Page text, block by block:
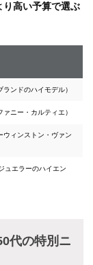
高い予算で選ぶ
ンドのハイモデル）
ニー・カルティエ）
ウィンストン・ヴァン
ュエラーのハイエン
代の特別ニ